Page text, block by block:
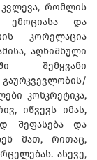
კვლევა, რომლის
ემოციასა და
კორელაცია
აღნიშნული
შემყვანი
კონკრეტიკა,
იწვევს იმას,
შეფასება და
მათ, რითაც,
ასევე,